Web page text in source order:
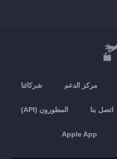
مركز الدعم شركائنا
اتصل بنا المطورون (API)
Apple App